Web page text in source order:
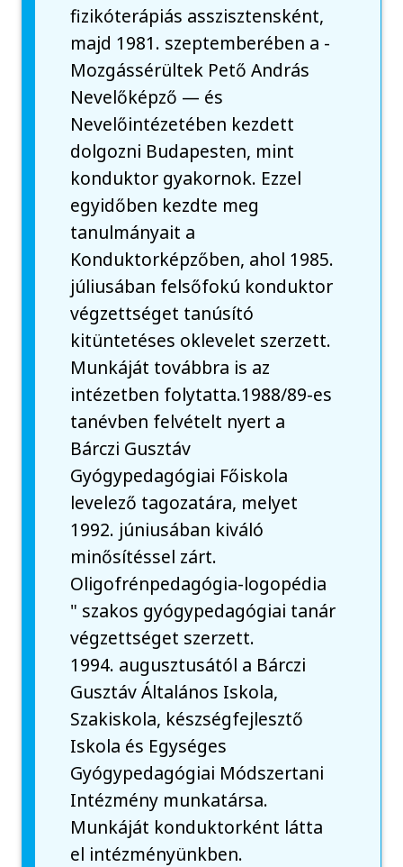
fizikóterápiás asszisztensként,
majd 1981. szeptemberében a -
Mozgássérültek Pető András
Nevelőképző — és
Nevelőintézetében kezdett
dolgozni Budapesten, mint
konduktor gyakornok. Ezzel
egyidőben kezdte meg
tanulmányait a
Konduktorképzőben, ahol 1985.
júliusában felsőfokú konduktor
végzettséget tanúsító
kitüntetéses oklevelet szerzett.
Munkáját továbbra is az
intézetben folytatta.1988/89-es
tanévben felvételt nyert a
Bárczi Gusztáv
Gyógypedagógiai Főiskola
levelező tagozatára, melyet
1992. júniusában kiváló
minősítéssel zárt.
Oligofrénpedagógia-logopédia
" szakos gyógypedagógiai tanár
végzettséget szerzett.
1994. augusztusától a Bárczi
Gusztáv Általános Iskola,
Szakiskola, készségfejlesztő
Iskola és Egységes
Gyógypedagógiai Módszertani
Intézmény munkatársa.
Munkáját konduktorként látta
el intézményünkben.